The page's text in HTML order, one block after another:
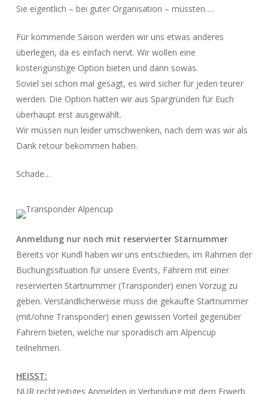
Sie eigentlich – bei guter Organisation – müssten….
Für kommende Saison werden wir uns etwas anderes
überlegen, da es einfach nervt. Wir wollen eine
kostengünstige Option bieten und dann sowas.
Soviel sei schon mal gesagt, es wird sicher für jeden teurer
werden. Die Option hatten wir aus Spargründen für Euch
überhaupt erst ausgewählt.
Wir müssen nun leider umschwenken, nach dem was wir als
Dank retour bekommen haben.
Schade…
Anmeldung nur noch mit reservierter Starnummer
Bereits vor Kundl haben wir uns entschieden, im Rahmen der
Buchungssituation für unsere Events, Fahrern mit einer
reservierten Startnummer (Transponder) einen Vorzug zu
geben. Verständlicherweise muss die gekaufte Startnummer
(mit/ohne Transponder) einen gewissen Vorteil gegenüber
Fahrern bieten, welche nur sporadisch am Alpencup
teilnehmen.
HEISST:
NURrechtzeitiges Anmelden in Verbindung mit dem Erwerb